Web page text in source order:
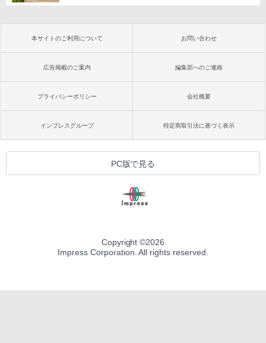
本サイトのご利用について お問い合わせ
広告掲載のご案内 編集部へのご連絡
プライバシーポリシー 会社概要
インプレスグループ 特定商取引法に基づく表示
PC版で見る
Copyright ©2026
Impress Corporation. All rights reserved.